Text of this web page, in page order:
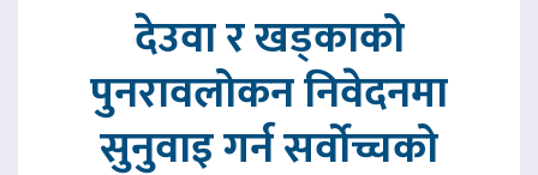
देउवा र खड्काको
पुनरावलोकन निवेदनमा
सुनुवाइ गर्न सर्वोच्चको